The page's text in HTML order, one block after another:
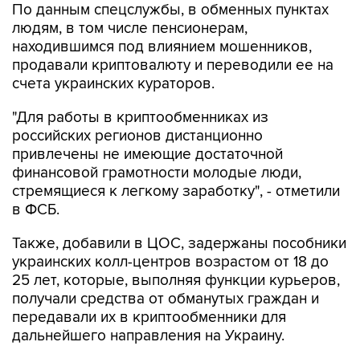
По данным спецслужбы, в обменных пунктах
людям, в том числе пенсионерам,
находившимся под влиянием мошенников,
продавали криптовалюту и переводили ее на
счета украинских кураторов.
"Для работы в криптообменниках из
российских регионов дистанционно
привлечены не имеющие достаточной
финансовой грамотности молодые люди,
стремящиеся к легкому заработку", - отметили
в ФСБ.
Также, добавили в ЦОС, задержаны пособники
украинских колл-центров возрастом от 18 до
25 лет, которые, выполняя функции курьеров,
получали средства от обманутых граждан и
передавали их в криптообменники для
дальнейшего направления на Украину.